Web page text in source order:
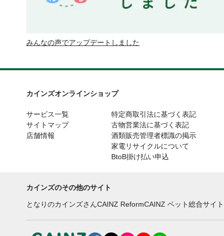
みんなの声でアップデートしました
カインズオンラインショップ
サービス一覧
サイトマップ
店舗情報
特定商取引法に基づく表記
古物営業法に基づく表記
酒類販売管理者標識の掲示
家電リサイクルについて
BtoB掛け払い申込
カインズのその他のサイト
となりのカインズさんCAINZ ReformCAINZ ペット総合サイト